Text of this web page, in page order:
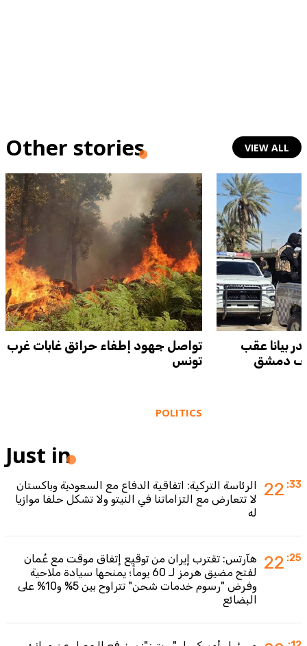
Other stories VIEW ALL
تواصل جهود إطفاء حرائق غابات غرب
تونس
POLITICS
بيانا عقب
دمشق
Just in
22 :33
الرئاسة التركية: اتفاقية الدفاع مع السعودية وباكستان
لا تتعارض مع التزاماتنا في النيتو ولا تشكل حلفا موازيا
له
22 :25
هآرتس: تقترب إيران من توقيع إتفاق موقت مع عُمان
لفتح مضيق هرمز لـ 60 يوماً؛ يمنحها سيادة ملاحية
وفرض "رسوم خدمات شحن" تتراوح بين 5% و10% على
البضائع